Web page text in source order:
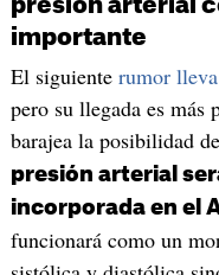
presión arterial
importante
El siguiente rumor
pero su llegada es más
barajea la posibilidad
presión arterial
incorporada en el
funcionará como un